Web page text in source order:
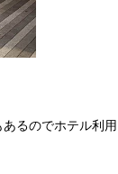
るのでホテル利用